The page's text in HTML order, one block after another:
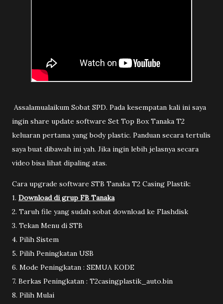
Assalamualaikum Sobat SPD. Pada kesempatan kali ini saya
ingin share update software Set Top Box Tanaka T2
keluaran pertama yang body plastic. Panduan secara tertulis
saya buat dibawah ini yah. Jika ingin lebih jelasnya secara
video bisa lihat dipaling atas.
Cara upgrade software STB Tanaka T2 Casing Plastik:
1. Download di grup FB Tanaka
2. Taruh file yang sudah sobat download ke Flashdisk
3. Tekan Menu di STB
4. Pilih Sistem
5. Pilih Peningkatan USB
6. Mode Peningkatan : SEMUA KODE
7. Berkas Peningkatan : T2casingplastik_auto.bin
8. Pilih Mulai